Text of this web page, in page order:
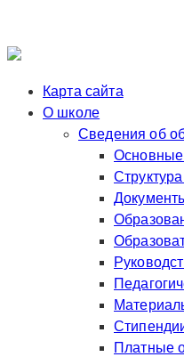
Карта сайта
О школе
Сведения об
Основные
Платные